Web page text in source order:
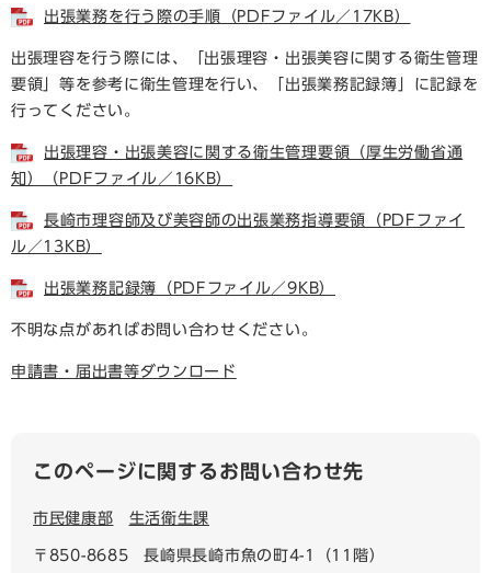
出張業務を行う際の手順（PDFファイル／17KB）
出張理容を行う際には、「出張理容・出張美容に関する衛生管理
要領」等を参考に衛生管理を行い、「出張業務記録簿」に記録を
行ってください。
出張理容・出張美容に関する衛生管理要領（厚生労働省通
知）（PDFファイル／16KB）
長崎市理容師及び美容師の出張業務指導要領（PDFファイ
ル／13KB）
出張業務記録簿（PDFファイル／9KB）
不明な点があればお問い合わせください。
申請書・届出書等ダウンロード
このページに関するお問い合わせ先
市民健康部 生活衛生課
〒850-8685
長崎県長崎市魚の町4-1（11階）